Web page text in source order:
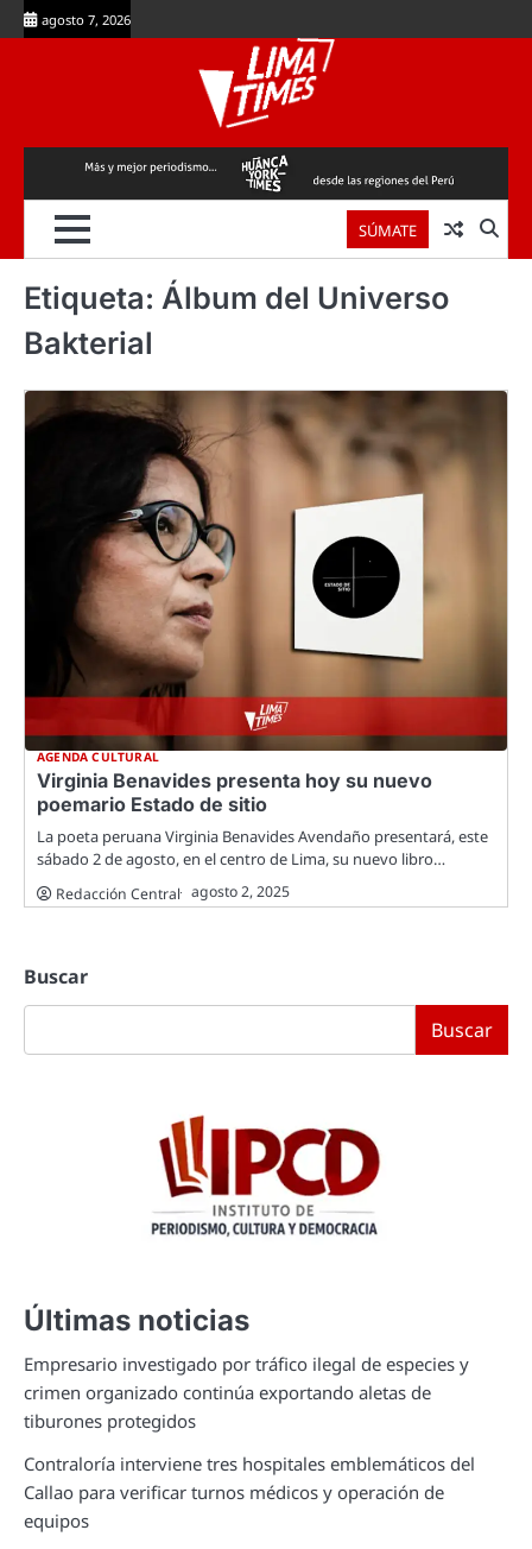
Skip
to
agosto 7, 2026
SÚMATE
Etiqueta: Álbum del Universo
Bakterial
AGENDA CULTURAL
Virginia Benavides presenta hoy su nuevo
poemario Estado de sitio
La poeta peruana Virginia Benavides Avendaño presentará, este
sábado 2 de agosto, en el centro de Lima, su nuevo libro…
Redacción Central agosto 2, 2025
Buscar
Buscar
Últimas noticias
Empresario investigado por tráfico ilegal de especies y
crimen organizado continúa exportando aletas de
tiburones protegidos
Contraloría interviene tres hospitales emblemáticos del
Callao para verificar turnos médicos y operación de
equipos